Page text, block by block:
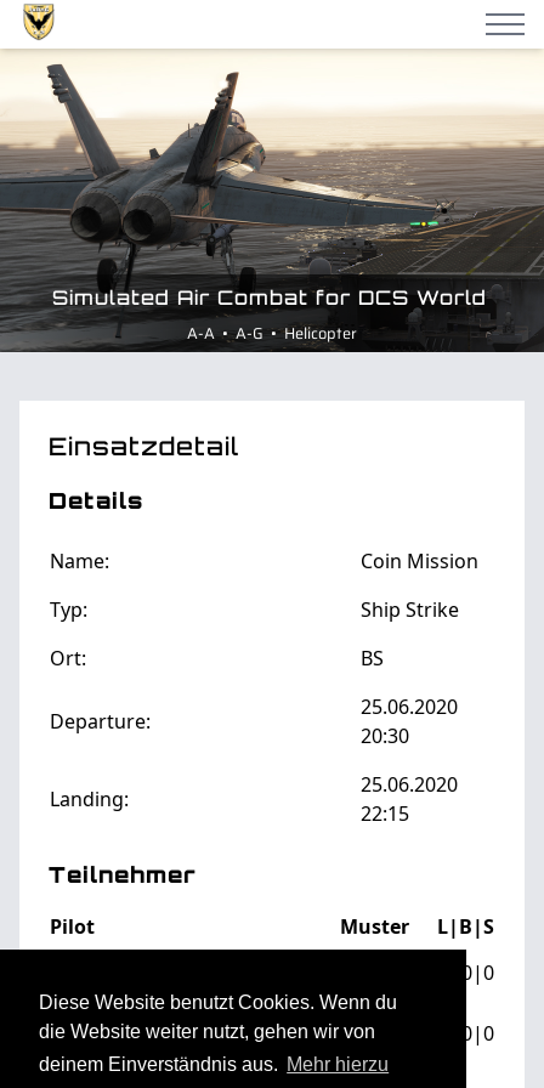
Diese Website benutzt Cookies. Wenn du
die Website weiter nutzt, gehen wir von
deinem Einverständnis aus. Mehr hierzu
Simulated Air Combat for DCS World
A-A • A-G • Helicopter
Einsatzdetail
Details
Name:
Coin Mission
Typ:
Ship Strike
Ort:
BS
Departure:
25.06.2020
20:30
Landing:
25.06.2020
22:15
Teilnehmer
Pilot
Muster
L|B|S
F/A-18C
0|0|0
JaBoG32_Ghost 0|0|0